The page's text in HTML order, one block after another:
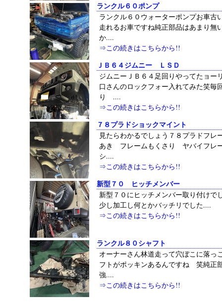
ランクル６０ポンプ
ランクル６０ウォーターポンプお車古
走れるお車ですね純正部品はあまり
か....
⇒この続きはこちらから!!
ＪＢ６４ジムニー ＬＳＤ
ジムニーＪＢ６４足回りやってたョ
口さんのロックフォー入れてみた笑毎
り ....
⇒この続きはこちらから!!
７８プラドショックマイント
見たらわかるでしょう７８プラドフレ
あき フレームもくさり ヤバイフレ
シ....
⇒この続きはこちらから!!
新型７０ ヒッチメンバー
新型７０にヒッチメンバー取り付けで
少し加工し何とかバッチリでした....
⇒この続きはこちらから!!
ランクル８０シャフト
オーナーさん林道走って穴ぼこに落っ
フトがポッキンあるんですね 笑純
強....
⇒この続きはこちらから!!